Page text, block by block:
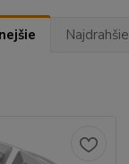
Najdrahšie